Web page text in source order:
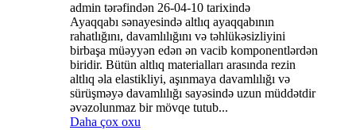
admin tərəfindən 26-04-10 tarixində
Ayaqqabı sənayesində altlıq ayaqqabının
rahatlığını, davamlılığını və təhlükəsizliyini
birbaşa müəyyən edən ən vacib komponentlərdən
biridir. Bütün altlıq materialları arasında rezin
altlıq əla elastikliyi, aşınmaya davamlılığı və
sürüşməyə davamlılığı sayəsində uzun müddətdir
əvəzolunmaz bir mövqe tutub...
Daha çox oxu